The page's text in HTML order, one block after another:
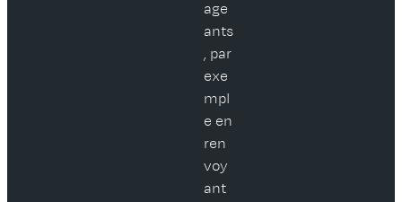
age
ants
, par
exe
mpl
e en
ren
voy
ant